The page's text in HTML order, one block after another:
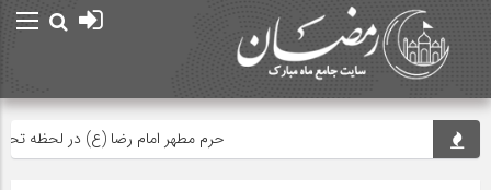
حرم مطهر امام رضا (ع) در لحظه تحویل